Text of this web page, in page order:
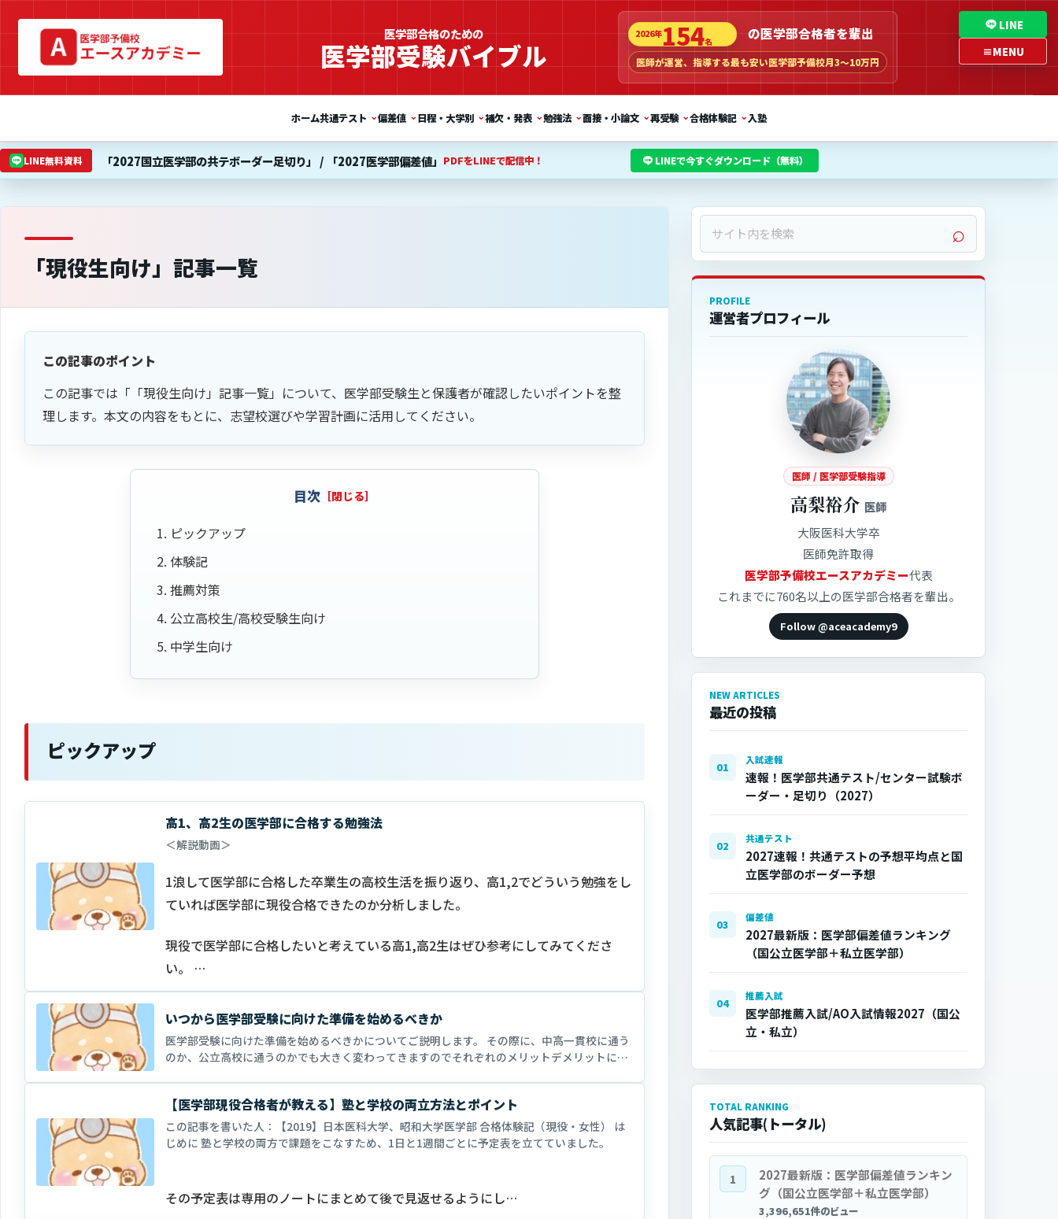
医学部合格のための
医学部受験バイブル
2026年154名 の医学部合格者を輩出
医師が運営、指導する最も安い医学部予備校月3〜10万円
ホーム共通テスト ⌄偏差値 ⌄日程・大学別 ⌄補欠・発表 ⌄勉強法 ⌄面接・小論文 ⌄再受験 ⌄合格体験記 ⌄入塾
LINE無料資料 「2027国立医学部の共テボーダー足切り」 / 「2027医学部偏差値」 PDFをLINEで配信中！ LINEで今すぐダウンロード（無料）
LINE
≡MENU
「現役生向け」記事一覧
この記事のポイント
この記事では「「現役生向け」記事一覧」について、医学部受験生と保護者が確認したいポイントを整
理します。本文の内容をもとに、志望校選びや学習計画に活用してください。
目次
ピックアップ
体験記
推薦対策
公立高校生/高校受験生向け
中学生向け
ピックアップ
高1、高2生の医学部に合格する勉強法
＜解説動画＞
1浪して医学部に合格した卒業生の高校生活を振り返り、高1,2でどういう勉強をし
ていれば医学部に現役合格できたのか分析しました。
現役で医学部に合格したいと考えている高1,高2生はぜひ参考にしてみてくださ
い。 …
いつから医学部受験に向けた準備を始めるべきか
医学部受験に向けた準備を始めるべきかについてご説明します。 その際に、中高一貫校に通う
のか、公立高校に通うのかでも大きく変わってきますのでそれぞれのメリットデメリットにつ
【医学部現役合格者が教える】塾と学校の両立方法とポイント
この記事を書いた人：【2019】日本医科大学、昭和大学医学部 合格体験記（現役・女性） は
じめに 塾と学校の両方で課題をこなすため、1日と1週間ごとに予定表を立てていました。
その予定表は専用のノートにまとめて後で見返せるようにし…
イ
を
検
⌕
PROFILE
運営者プロフィール
医師 / 医学部受験指導
高梨裕介 医師
大阪医科大学卒
医師免許取得
医学部予備校エースアカデミー代表
これまでに760名以上の医学部合格者を輩出。
Follow @aceacademy9
NEW ARTICLES
最近の投稿
01
入試速報
速報！医学部共通テスト/センター試験ボ
ーダー・足切り（2027）
02
共通テスト
2027速報！共通テストの予想平均点と国
立医学部のボーダー予想
03
偏差値
2027最新版：医学部偏差値ランキング
（国公立医学部＋私立医学部）
04
推薦入試
医学部推薦入試/AO入試情報2027（国公
立・私立）
TOTAL RANKING
人気記事(トータル)
1
2027最新版：医学部偏差値ランキン
グ（国公立医学部＋私立医学部）
3,396,651件のビュー